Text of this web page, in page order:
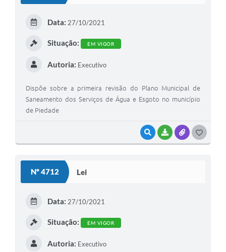
VISUALIZAR
BAIXARANEXOS
Data: 27/10/2021
Situação: EM VIGOR
Autoria: Executivo
Dispõe sobre a primeira revisão do Plano Municipal de
Saneamento dos Serviços de Água e Esgoto no município
de Piedade
Nº 4712 Lei
Data: 27/10/2021
Situação: EM VIGOR
Autoria: Executivo